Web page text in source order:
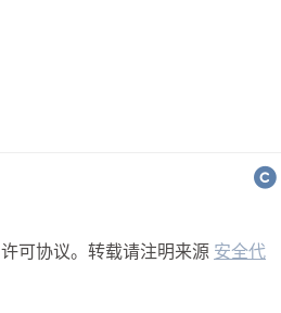
许可协议。转载请注明来源 安全代